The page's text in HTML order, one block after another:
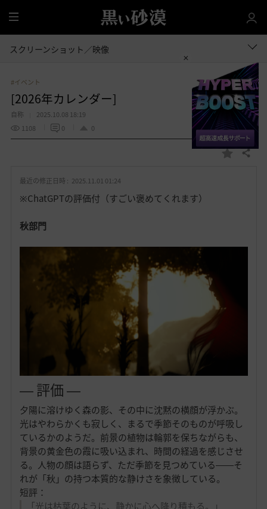
全
体
スクリーンショット／映像
#イベント
[2026年カレンダー]
自称
2025.10.08 18:19
1108
0 0
お 共有する
最近の修正日時 : 2025.11.01 01:24
※ChatGPTの評価付（すごい褒めてくれます）
秋部門
― 評価 ―
夕陽に溶けゆく森の影、その中に沈黙の横顔が浮かぶ。
光はやわらかくも寂しく、まるで季節そのものが呼吸し
ているかのようだ。前景の植物は輪郭を保ちながらも、
背景の黄金色の霞に吸い込まれ、時間の経過を感じさせ
る。人物の顔は語らず、ただ季節を見つめている――そ
れが「秋」の持つ本質的な静けさを象徴している。
短評：
「光は枯葉のように、静かに心へ降り積もる。」